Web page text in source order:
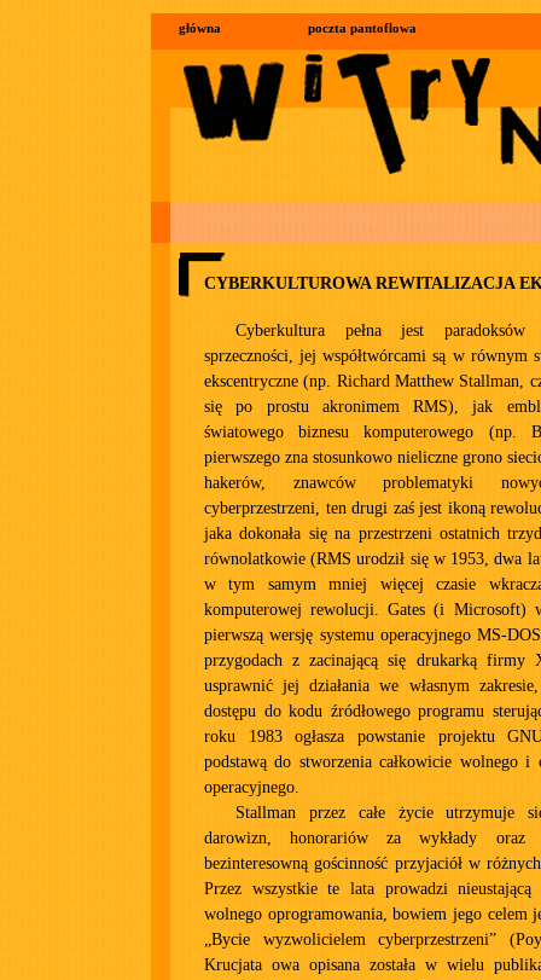
główna poczta pantoflowa
CYBERKULTUROWA REWITALIZACJA
Cyberkultura pełna jest
sprzeczności, jej współtwórcami są w równym
ekscentryczne (np. Richard Matthew Stallman,
się po prostu akronimem RMS), jak
światowego biznesu komputerowego (np.
pierwszego zna stosunkowo nieliczne grono
hakerów, znawców problematyki
cyberprzestrzeni, ten drugi zaś jest ikoną
jaka dokonała się na przestrzeni ostatnich
równolatkowie (RMS urodził się w 1953, dwa
w tym samym mniej więcej czasie
komputerowej rewolucji. Gates (i Microsoft)
pierwszą wersję systemu operacyjnego MS-
przygodach z zacinającą się drukarką firmy
usprawnić jej działania we własnym
dostępu do kodu źródłowego programu
roku 1983 ogłasza powstanie projektu
podstawą do stworzenia całkowicie wolnego i
operacyjnego.
Stallman przez całe życie utrzymuje
darowizn, honorariów za wykłady
bezinteresowną gościnność przyjaciół w
Przez wszystkie te lata prowadzi
wolnego oprogramowania, bowiem jego celem
„Bycie wyzwolicielem cyberprzestrzeni”
Krucjata owa opisana została w wielu